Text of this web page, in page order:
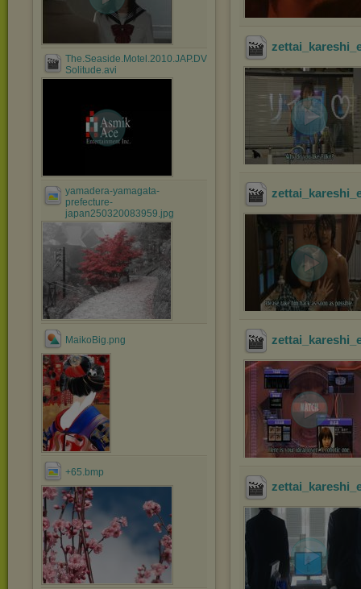
The.Seaside.Motel.2010.JAP.DVDRip.XviD-
Solitude.avi
yamadera-yamagata-
prefecture-
japan250320083959.jpg
MaikoBig.png
+65.bmp